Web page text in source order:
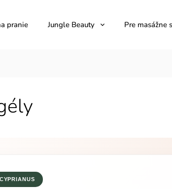
pranie Jungle Beauty Pre masážne